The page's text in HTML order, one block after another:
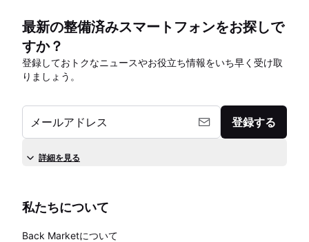
最新の整備済みスマートフォンをお探しで
すか？
登録しておトクなニュースやお役立ち情報をいち早く受け取
りましょう。
メールアドレス 登録する
詳細を見る
私たちについて
Back Marketについて